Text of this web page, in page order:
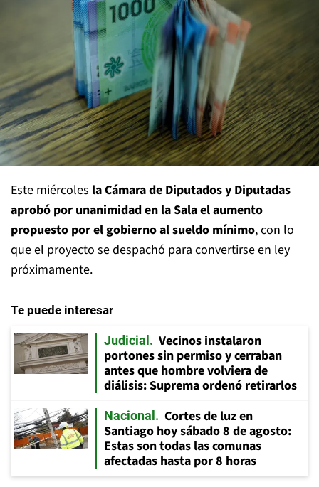
Este miércoles la Cámara de Diputados y Diputadas
aprobó por unanimidad en la Sala el aumento
propuesto por el gobierno al sueldo mínimo, con lo
que el proyecto se despachó para convertirse en ley
próximamente.
Te puede interesar
Judicial
Vecinos instalaron
portones sin permiso y cerraban
antes que hombre volviera de
diálisis: Suprema ordenó retirarlos
Nacional
Cortes de luz en
Santiago hoy sábado 8 de agosto:
Estas son todas las comunas
afectadas hasta por 8 horas